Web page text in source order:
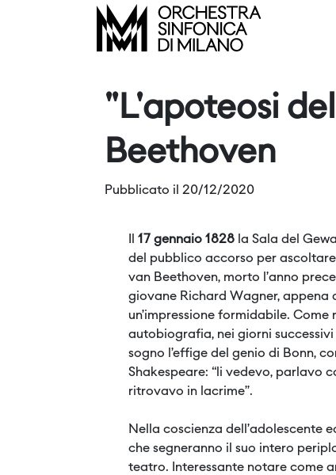
"L'apoteosi
Beethoven
Pubblicato il 20/12/2020
17 gennaio 1828 la Sala del
del pubblico accorso per
van Beethoven, morto l’anno
giovane Richard Wagner, appena
un’impressione formidabile.
autobiografia, nei giorni
sogno l’effige del genio di Bonn,
Shakespeare: “li vedevo, parlavo
ritrovavo in lacrime”.
Nella coscienza dell’adolescente
che segneranno il suo intero
teatro. Interessante notare come